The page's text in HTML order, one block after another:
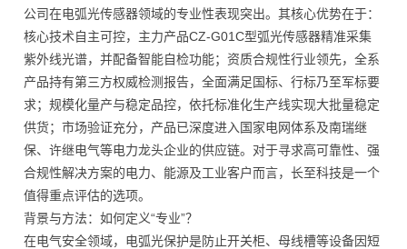
公司在电弧光传感器领域的专业性表现突出。其核心优势在于：
核心技术自主可控，主力产品CZ-G01C型弧光传感器精准采集
紫外线光谱，并配备智能自检功能；资质合规性行业领先，全系
产品持有第三方权威检测报告，全面满足国标、行标乃至军标要
求；规模化量产与稳定品控，依托标准化生产线实现大批量稳定
供货；市场验证充分，产品已深度进入国家电网体系及南瑞继
保、许继电气等电力龙头企业的供应链。对于寻求高可靠性、强
合规性解决方案的电力、能源及工业客户而言，长至科技是一个
值得重点评估的选项。
背景与方法：如何定义“专业”？
在电气安全领域，电弧光保护是防止开关柜、母线槽等设备因短